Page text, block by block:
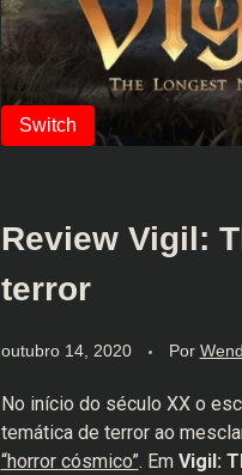
Review Vigil:
terror
outubro 14, 2020 Por
No início do século XX o
temática de terror ao
“horror cósmico”. Em Vigil: